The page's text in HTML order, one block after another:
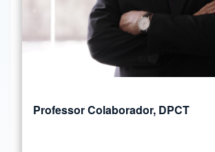
Professor Colaborador, DPCT